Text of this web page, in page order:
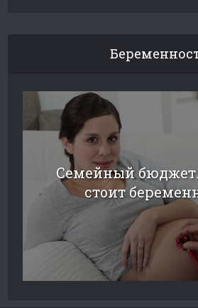
Семейный
стоит